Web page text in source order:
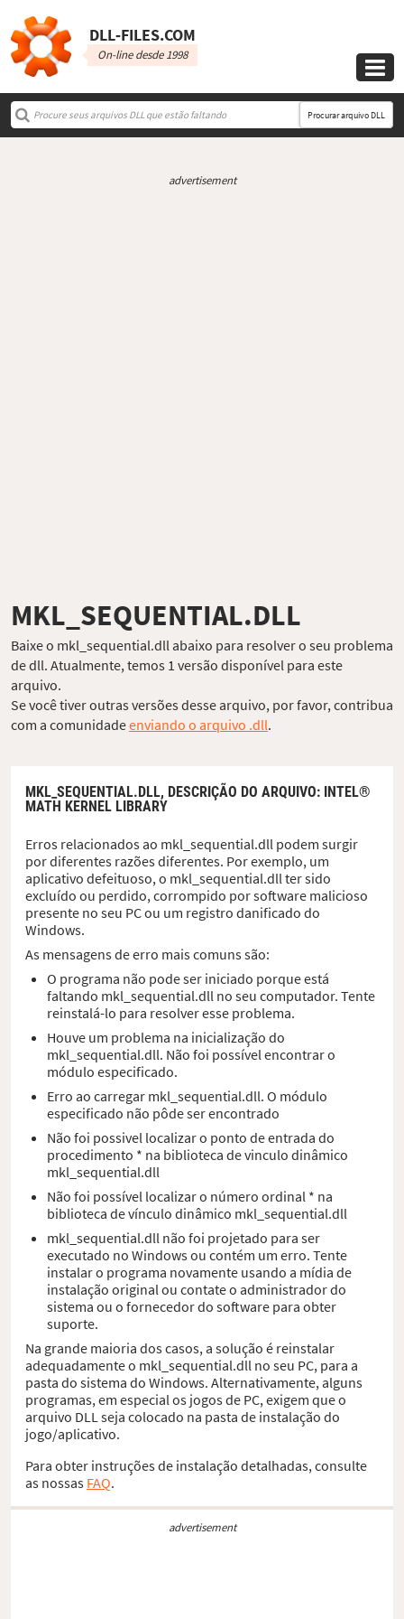
DLL‑FILES.COM
On-line desde 1998

Procurar arquivo DLL
advertisement
MKL_SEQUENTIAL.DLL
Baixe o mkl_sequential.dll abaixo para resolver o seu problema
de dll. Atualmente, temos 1 versão disponível para este
arquivo.
Se você tiver outras versões desse arquivo, por favor, contribua
com a comunidadeenviando o arquivo .dll.
MKL_SEQUENTIAL.DLL, DESCRIÇÃO DO ARQUIVO: INTEL®
MATH KERNEL LIBRARY
Erros relacionados ao mkl_sequential.dll podem surgir
por diferentes razões diferentes. Por exemplo, um
aplicativo defeituoso, o mkl_sequential.dll ter sido
excluído ou perdido, corrompido por software malicioso
presente no seu PC ou um registro danificado do
Windows.
As mensagens de erro mais comuns são:
O programa não pode ser iniciado porque está
faltando mkl_sequential.dll no seu computador. Tente
reinstalá-lo para resolver esse problema.
Houve um problema na inicialização do
mkl_sequential.dll. Não foi possível encontrar o
módulo especificado.
Erro ao carregar mkl_sequential.dll. O módulo
especificado não pôde ser encontrado
Não foi possivel localizar o ponto de entrada do
procedimento * na biblioteca de vinculo dinâmico
mkl_sequential.dll
Não foi possível localizar o número ordinal * na
biblioteca de vínculo dinâmico mkl_sequential.dll
mkl_sequential.dll não foi projetado para ser
executado no Windows ou contém um erro. Tente
instalar o programa novamente usando a mídia de
instalação original ou contate o administrador do
sistema ou o fornecedor do software para obter
suporte.
Na grande maioria dos casos, a solução é reinstalar
adequadamente o mkl_sequential.dll no seu PC, para a
pasta do sistema do Windows. Alternativamente, alguns
programas, em especial os jogos de PC, exigem que o
arquivo DLL seja colocado na pasta de instalação do
jogo/aplicativo.
Para obter instruções de instalação detalhadas, consulte
as nossas FAQ.
advertisement